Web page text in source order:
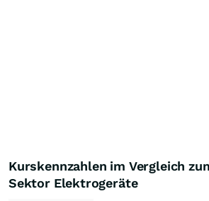
Kurskennzahlen im Vergleich
Sektor Elektrogeräte